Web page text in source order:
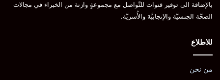
بالإضافة الى توفير قنوات للتَّواصل مع مجموعةٍ وازنة من الخبراء في مجالات
الصحَّة الجنسيَّة والإنجابيَّة والأُسريَّة.
للاطلاع
من نحن